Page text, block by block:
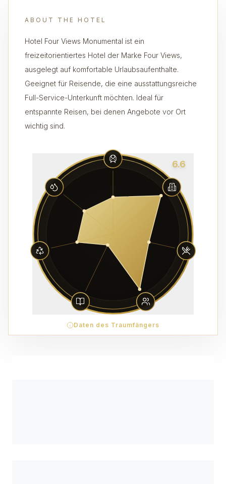
ABOUT THE HOTEL
Hotel Four Views Monumental ist ein
freizeitorientiertes Hotel der Marke Four Views,
ausgelegt auf komfortable Urlaubsaufenthalte.
Geeignet für Reisende, die eine ausstattungsreiche
Full-Service-Unterkunft möchten. Ideal für
entspannte Reisen, bei denen Angebote vor Ort
wichtig sind.
6.6
Daten des Traumfängers